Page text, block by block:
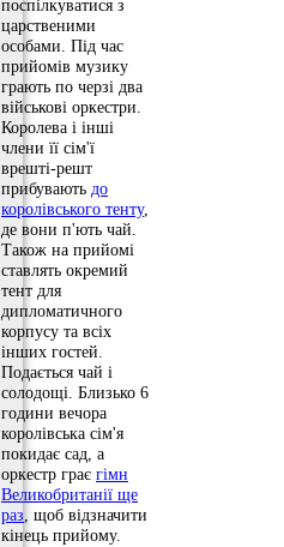
поспілкуватися з
царственими
особами. Під час
прийомів музику
грають по черзі два
військові оркестри.
Королева і інші
члени її сім'ї
врешті-решт
прибувають до
королівського тенту,
де вони п'ють чай.
Також на прийомі
ставлять окремий
тент для
дипломатичного
корпусу та всіх
інших гостей.
Подається чай і
солодощі. Близько 6
години вечора
королівська сім'я
покидає сад, а
оркестр грає гімн
Великобританії ще
раз, щоб відзначити
кінець прийому.